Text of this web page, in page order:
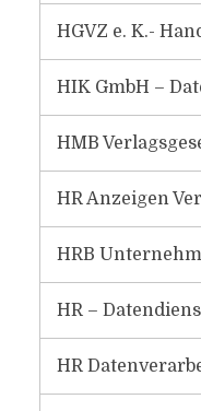
HGVZ e. K.-
HIK GmbH –
HMB
HR Anzeigen
HRB
HR –
HR